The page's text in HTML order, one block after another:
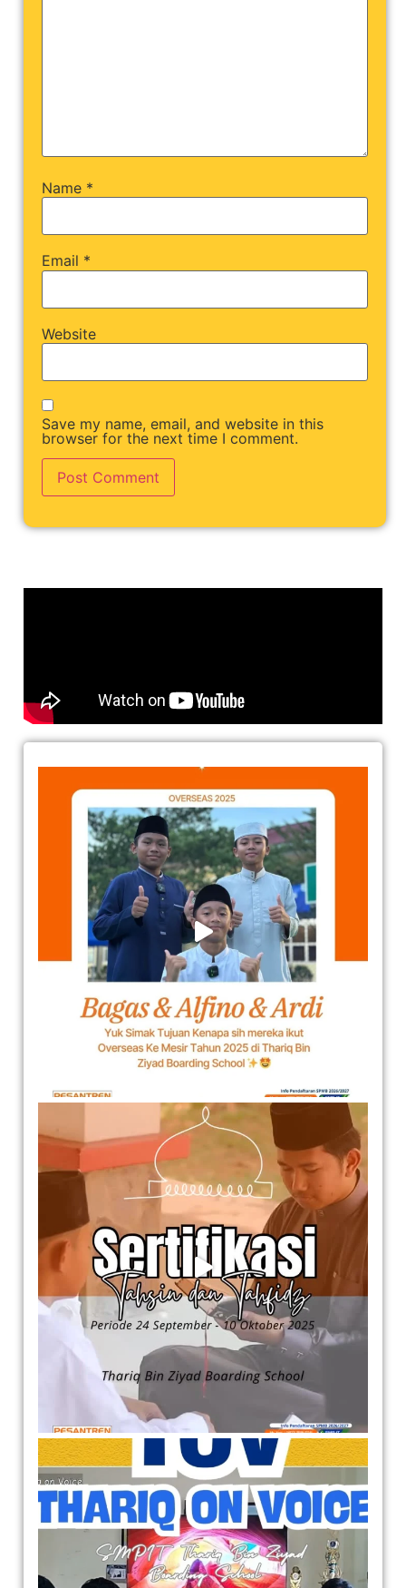
Name *
Email *
Website
Save my name, email, and website in this
browser for the next time I comment.